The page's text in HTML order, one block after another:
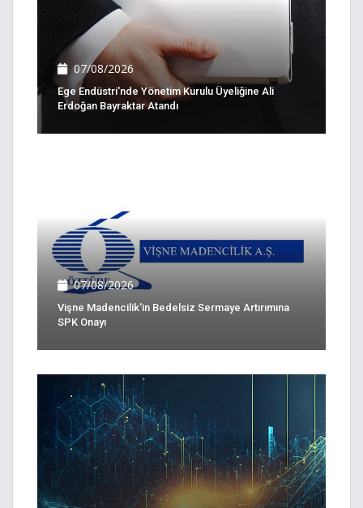
07/08/2026
Ege Endüstri'nde Yönetim Kurulu Üyeliğine Ali
Erdoğan Bayraktar Atandı
07/08/2026
Vişne Madencilik'in Bedelsiz Sermaye Artırımına
SPK Onayı